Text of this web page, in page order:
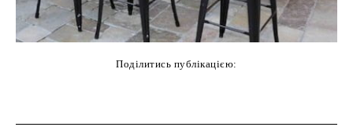
Поділитись публікацією: